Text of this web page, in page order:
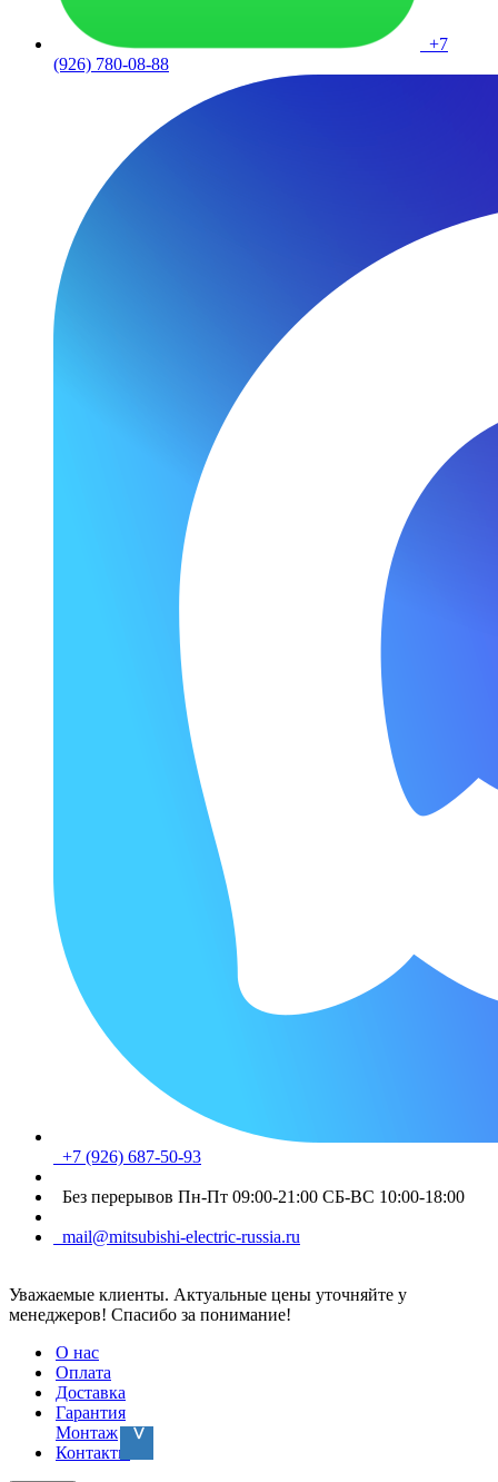
+7
(926) 780-08-88
+7 (926) 687-50-93
Без перерывов Пн-Пт 09:00-21:00 СБ-ВС 10:00-18:00
mail@mitsubishi-electric-russia.ru
Уважаемые клиенты. Актуальные цены уточняйте у
менеджеров! Спасибо за понимание!
О нас
Оплата
Доставка
Гарантия
Монтаж
Контакты